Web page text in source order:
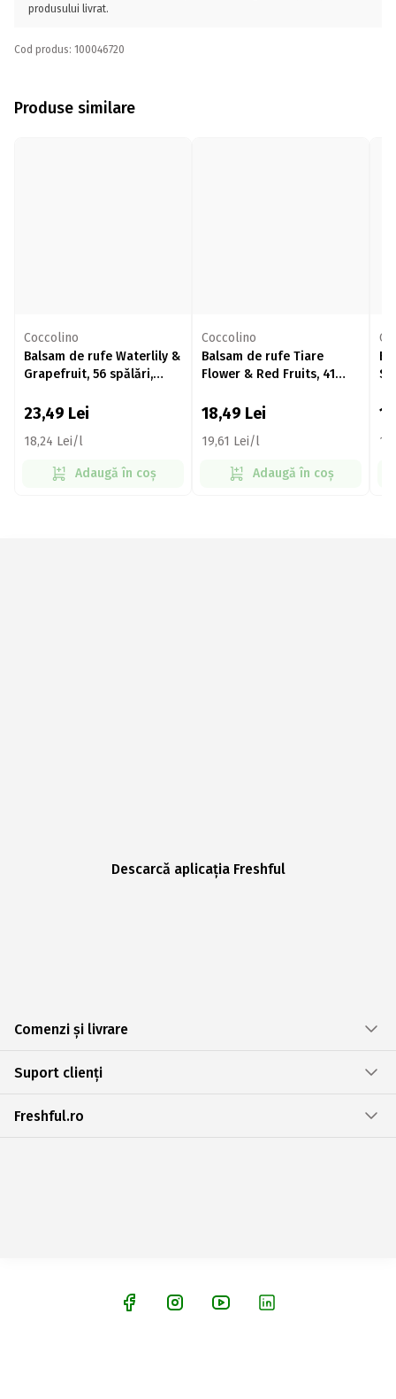
produsului livrat.
Cod produs: 100046720
Produse similare
Coccolino
Balsam de rufe Waterlily &
Grapefruit, 56 spălări,
23,49 Lei
18,24 Lei/l
Adaugă în coș
Coccolino
Balsam de rufe Tiare
Flower & Red Fruits, 41
18,49 Lei
19,61 Lei/l
Adaugă în coș
Descarcă aplicația Freshful
Comenzi și livrare
Suport clienți
Freshful.ro